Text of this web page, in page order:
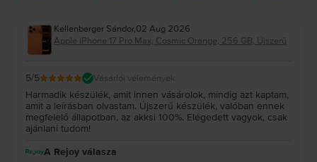
Kellenberger Sándor,02 Aug 2026
Apple iPhone 17 Pro Max, Cosmic Orange, 256 GB, Újszerű
5/5 Vásárlói vélemények
Harmadik készülék, amit innen vásárolok, mindig azt kaptam,
amit a leírásban olvastam. Újszerű készülék, valóban ennek
megfelelő állapotban, az akksi 100%. Elégedett vagyok, csak
ajánlani tudom!
A Rejoy válasza